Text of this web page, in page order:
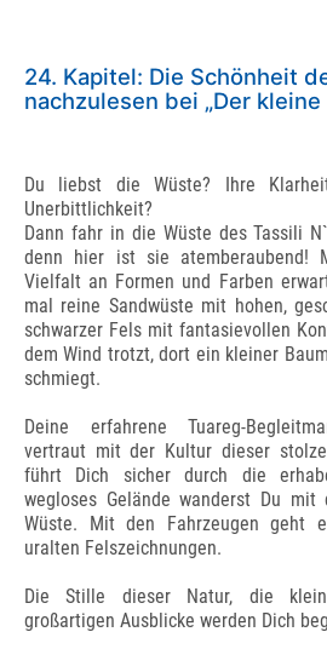
24. Kapitel: Die Schönheit
nachzulesen bei „Der kleine
Du liebst die Wüste? Ihre
Unerbittlichkeit?
Dann fahr in die Wüste des Tassili
denn hier ist sie atemberaubend!
Vielfalt an Formen und Farben
mal reine Sandwüste mit hohen,
schwarzer Fels mit fantasievollen
dem Wind trotzt, dort ein kleiner
schmiegt.
Deine erfahrene Tuareg-
vertraut mit der Kultur dieser
führt Dich sicher durch die
wegloses Gelände wanderst Du
Wüste. Mit den Fahrzeugen geht
uralten Felszeichnungen.
Die Stille dieser Natur, die
großartigen Ausblicke werden Dich